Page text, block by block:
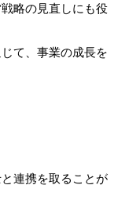
略の見直しにも役
て、事業の成長を
連携を取ることが